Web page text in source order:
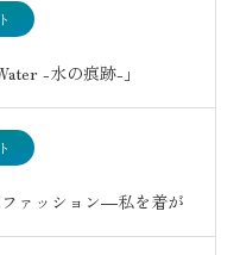
＆マイケル コレ…
-水の痕跡-」
ファッション―私を着が